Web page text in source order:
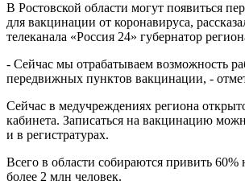
В Ростовской области могут появиться
для вакцинации от коронавируса,
телеканала «Россия 24» губернатор
- Сейчас мы отрабатываем возможность
передвижных пунктов вакцинации, -
Сейчас в медучреждениях региона
кабинета. Записаться на вакцинацию
и в регистратурах.
Всего в области собираются привить 60%
более 2 млн человек.